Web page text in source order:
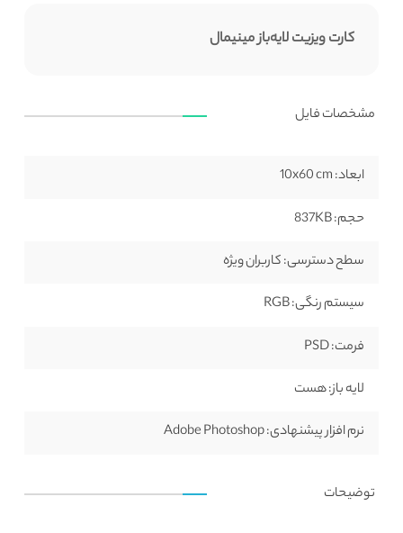
کارت ویزیت لایه‌باز مینیمال
مشخصات فایل
ابعاد:
حجم:
سطح دسترسی:کاربران ویژه
سیستم رنگی:
فرمت:
لایه باز:هست
نرم افزار پیشنهادی:
توضیحات